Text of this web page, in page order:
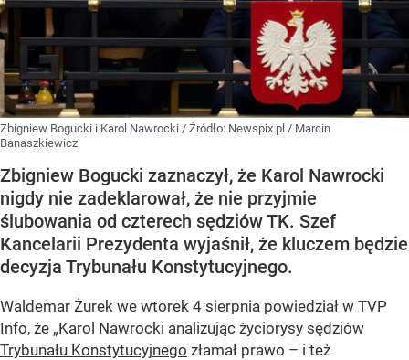
Zbigniew Bogucki i Karol Nawrocki / Źródło: Newspix.pl / Marcin
Banaszkiewicz
Zbigniew Bogucki zaznaczył, że Karol Nawrocki
nigdy nie zadeklarował, że nie przyjmie
ślubowania od czterech sędziów TK. Szef
Kancelarii Prezydenta wyjaśnił, że kluczem będzie
decyzja Trybunału Konstytucyjnego.
Waldemar Żurek we wtorek 4 sierpnia powiedział w TVP
Info, że „Karol Nawrocki analizując życiorysy sędziów
Trybunału Konstytucyjnego złamał prawo – i też